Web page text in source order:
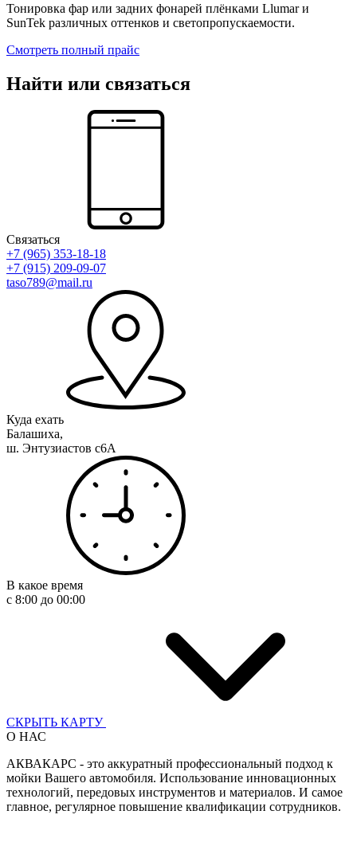
Тонировка фар или задних фонарей плёнками Llumar и
SunTek различных оттенков и светопропускаемости.
Смотреть полный прайс
Найти или связаться
Связаться
+7 (965) 353-18-18
+7 (915) 209-09-07
taso789@mail.ru
Куда ехать
Балашиха,
ш. Энтузиастов с6А
В какое время
с 8:00 до 00:00
СКРЫТЬ КАРТУ
О НАС
АКВАКАРС - это аккуратный профессиональный подход к
мойки Вашего автомобиля. Использование инновационных
технологий, передовых инструментов и материалов. И самое
главное, регулярное повышение квалификации сотрудников.